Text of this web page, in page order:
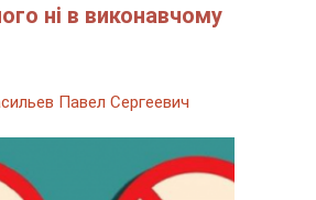
ні в виконавчому
Павел Сергеевич